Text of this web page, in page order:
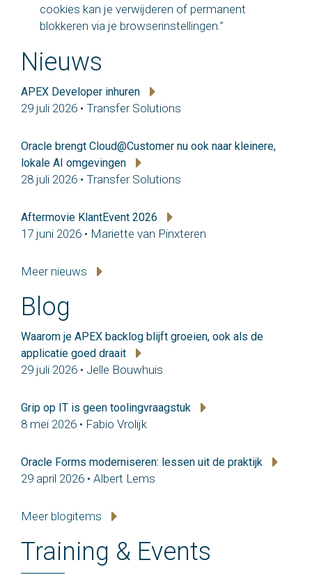
cookies kan je verwijderen of permanent
blokkeren via je browserinstellingen.”
Nieuws
APEX Developer inhuren
29 juli 2026 • Transfer Solutions
Oracle brengt Cloud@Customer nu ook naar kleinere,
lokale AI omgevingen
28 juli 2026 • Transfer Solutions
Aftermovie KlantEvent 2026
17 juni 2026 • Mariette van Pinxteren
Meer nieuws
Blog
Waarom je APEX backlog blijft groeien, ook als de
applicatie goed draait
29 juli 2026 • Jelle Bouwhuis
Grip op IT is geen toolingvraagstuk
8 mei 2026 • Fabio Vrolijk
Oracle Forms moderniseren: lessen uit de praktijk
29 april 2026 • Albert Lems
Meer blogitems
Training & Events